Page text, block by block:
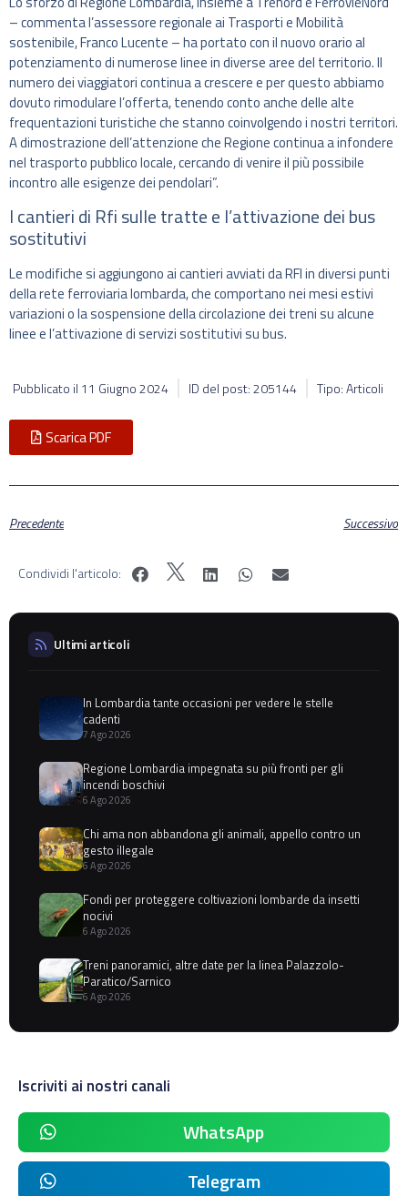
– commenta l’assessore regionale ai Trasporti e Mobilità
sostenibile, Franco Lucente – ha portato con il nuovo orario al
potenziamento di numerose linee in diverse aree del territorio. Il
numero dei viaggiatori continua a crescere e per questo abbiamo
dovuto rimodulare l’offerta, tenendo conto anche delle alte
frequentazioni turistiche che stanno coinvolgendo i nostri territori.
A dimostrazione dell’attenzione che Regione continua a infondere
nel trasporto pubblico locale, cercando di venire il più possibile
incontro alle esigenze dei pendolari”.
I cantieri di Rfi sulle tratte e l’attivazione dei bus
sostitutivi
Le modifiche si aggiungono ai cantieri avviati da RFI in diversi punti
della rete ferroviaria lombarda, che comportano nei mesi estivi
variazioni o la sospensione della circolazione dei treni su alcune
linee e l’attivazione di servizi sostitutivi su bus.
Pubblicato il 11 Giugno 2024 ID del post: 205144 Tipo: Articoli
Scarica PDF
Precedente Successivo
Condividi l'articolo:
Ultimi articoli
In Lombardia tante occasioni per vedere le stelle
cadenti
7 Ago 2026
Regione Lombardia impegnata su più fronti per gli
incendi boschivi
6 Ago 2026
Chi ama non abbandona gli animali, appello contro un
gesto illegale
6 Ago 2026
Fondi per proteggere coltivazioni lombarde da insetti
nocivi
6 Ago 2026
Treni panoramici, altre date per la linea Palazzolo-
Paratico/Sarnico
6 Ago 2026
Iscriviti ai nostri canali
WhatsApp
Telegram